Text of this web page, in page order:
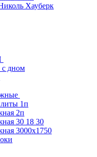
Хауберк
дном
1п
2п
30 18 30
3000х1750